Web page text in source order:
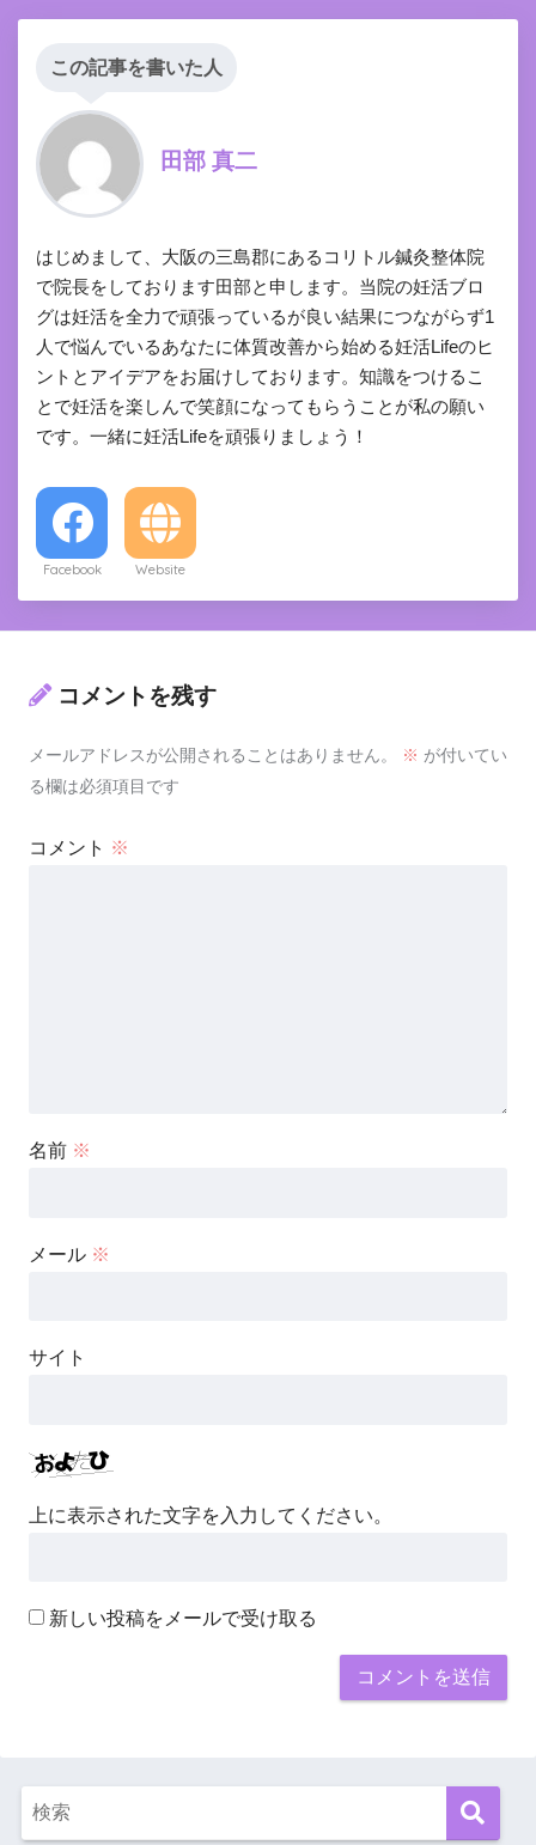
この記事を書いた人
田部 真二
はじめまして、大阪の三島郡にあるコリトル鍼灸整体院
で院長をしております田部と申します。当院の妊活ブロ
グは妊活を全力で頑張っているが良い結果につながらず1
人で悩んでいるあなたに体質改善から始める妊活Lifeのヒ
ントとアイデアをお届けしております。知識をつけるこ
とで妊活を楽しんで笑顔になってもらうことが私の願い
です。一緒に妊活Lifeを頑張りましょう！
Facebook Website
コメントを残す
メールアドレスが公開されることはありません。 ※ が付いてい
る欄は必須項目です
コメント ※
名前 ※
メール ※
サイト
上に表示された文字を入力してください。
新しい投稿をメールで受け取る